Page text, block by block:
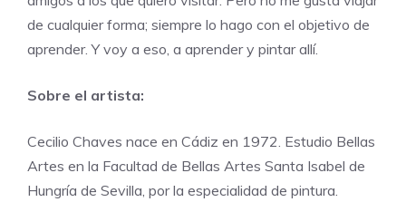
de cualquier forma; siempre lo hago con el objetivo de
aprender. Y voy a eso, a aprender y pintar allí.
Sobre el artista:
Cecilio Chaves nace en Cádiz en 1972. Estudio Bellas
Artes en la Facultad de Bellas Artes Santa Isabel de
Hungría de Sevilla, por la especialidad de pintura.